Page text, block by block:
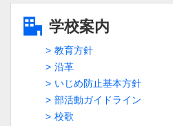
学校案内
教育方針
沿革
いじめ防止基本方針
部活動ガイドライン
校歌